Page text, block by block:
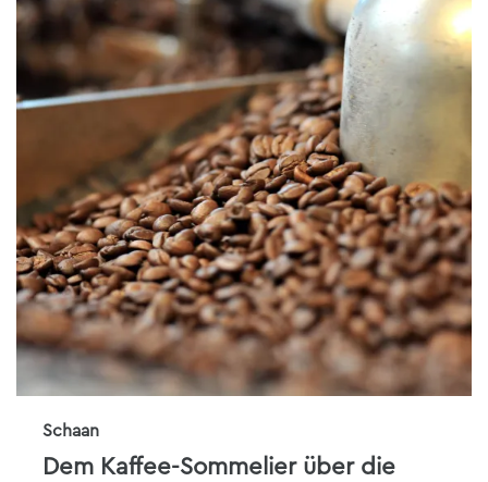
Schaan
Dem Kaffee-Sommelier über die